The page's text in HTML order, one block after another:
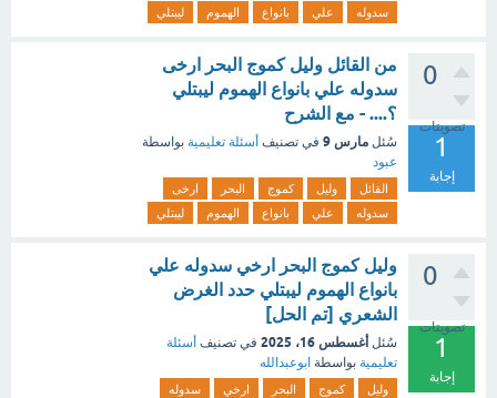
سدوله
علي بانواع الهموم ليبتلي
0
تصويتات
1
إجابة
من القائل وليل كموج البحر ارخى
سدوله علي بانواع الهموم ليبتلي
؟.... - مع الشرح
سُئل مارس 9 في تصنيف أسئلة تعليمية بواسطة
عبود
القائل وليل كموج البحر
ارخى
سدوله
علي بانواع الهموم ليبتلي
0
تصويتات
1
إجابة
وليل كموج البحر ارخي سدوله علي
بانواع الهموم ليبتلي حدد الغرض
الشعري [تم الحل]
سُئل أغسطس 16، 2025 في تصنيف أسئلة
تعليمية بواسطة ابوعبدالله
وليل كموج البحر ارخي
سدوله